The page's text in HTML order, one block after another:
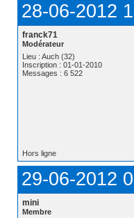
28-06-2012
franck71
Modérateur
Lieu : Auch (32)
Inscription : 01-01-2010
Messages : 6 522
Hors ligne
29-06-2012
mini
Membre